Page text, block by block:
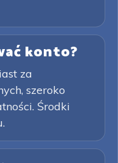
konto?
za
szeroko
Środki